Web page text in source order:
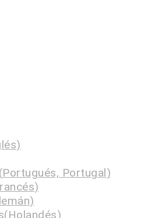
)
(Portugués, Portugal)
)
)
(Holandés)